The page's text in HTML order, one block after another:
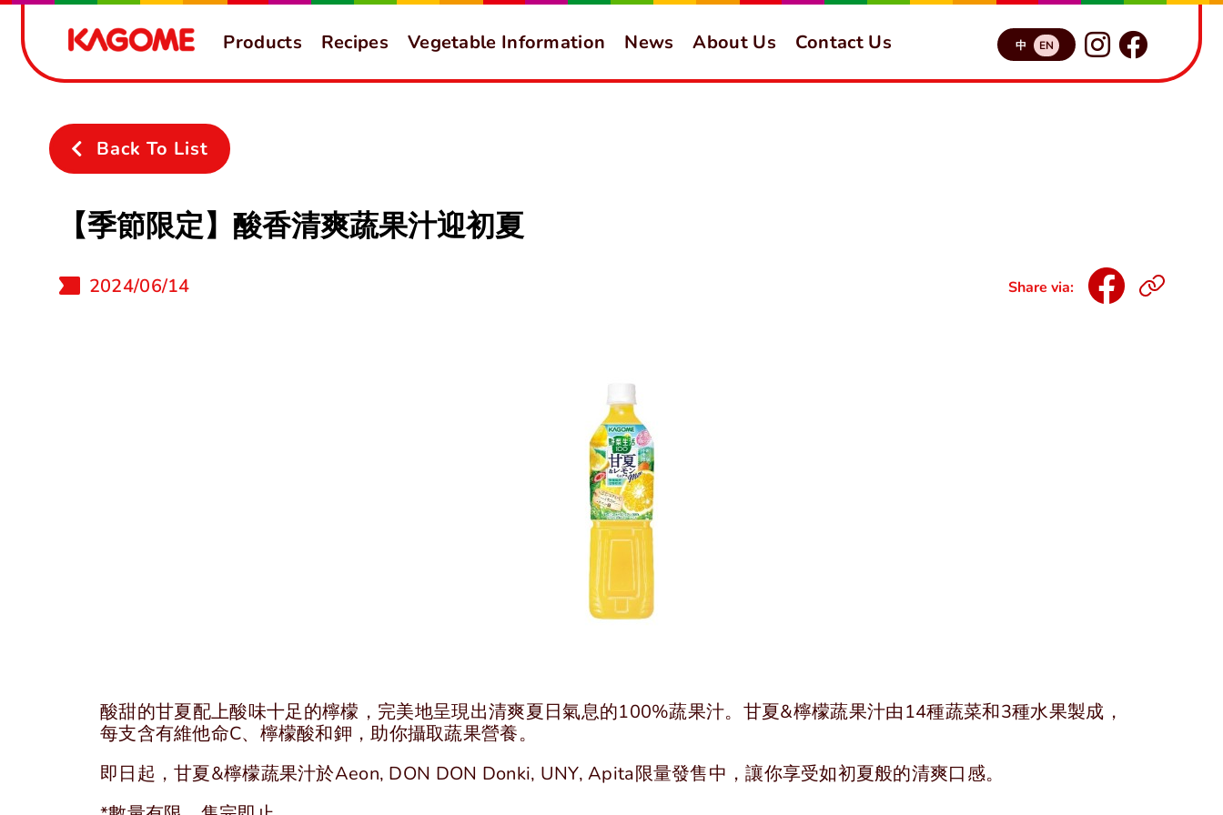
content
Products Recipes Vegetable Information News About Us Contact Us 中 EN
Back To List
【季節限定】酸香清爽蔬果汁迎初夏
2024/06/14 Share via:
酸甜的甘夏配上酸味十足的檸檬，完美地呈現出清爽夏日氣息的100%蔬果汁。甘夏&檸檬蔬果汁由14種蔬菜和3種水果製成，
每支含有維他命C、檸檬酸和鉀，助你攝取蔬果營養。
即日起，甘夏&檸檬蔬果汁於Aeon, DON DON Donki, UNY, Apita限量發售中，讓你享受如初夏般的清爽口感。